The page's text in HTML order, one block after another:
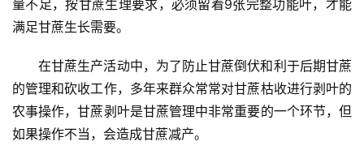
量不足，按甘蔗生理要求，必须留着9张完整功能叶，才能
满足甘蔗生长需要。
在甘蔗生产活动中，为了防止甘蔗倒伏和利于后期甘蔗
的管理和砍收工作，多年来群众常常对甘蔗枯收进行剥叶的
农事操作，甘蔗剥叶是甘蔗管理中非常重要的一个环节，但
如果操作不当，会造成甘蔗减产。